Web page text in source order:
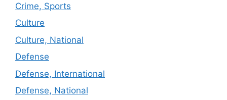
Crime, Sports
Culture
Culture, National
Defense
Defense, International
Defense, National